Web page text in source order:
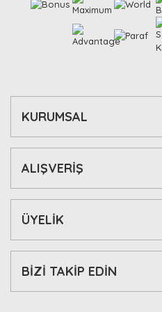
KURUMSAL
ALIŞVERİŞ
ÜYELİK
BİZİ TAKİP EDİN